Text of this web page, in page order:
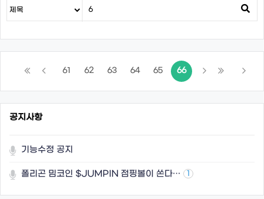
61 62 63 64 65 66
공지사항
기능수정 공지
폴리곤 밈코인 $JUMPIN 점핑볼이 쏜다… 1